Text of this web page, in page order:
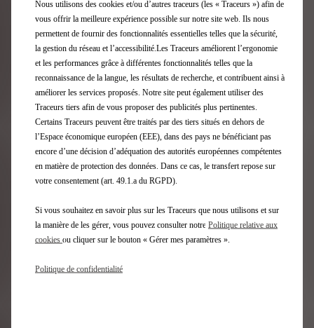
Gamme DS
Véhicules électriques
Véhicules Hybrides rechargeables
Berlines
Editions Limitées DS
Accès Rapide
Configurateur DS
Offres pour les particuliers
Offres pour les professionnels
Demandez un essai
Recharge et autonomie électrique
Nous utilisons des cookies et/ou d’autres traceurs (les « Traceurs ») afin de
vous offrir la meilleure expérience possible sur notre site web. Ils nous
permettent de fournir des fonctionnalités essentielles telles que la sécurité,
la gestion du réseau et l’accessibilité.Les Traceurs améliorent l’ergonomie
et les performances grâce à différentes fonctionnalités telles que la
reconnaissance de la langue, les résultats de recherche, et contribuent ainsi à
améliorer les services proposés. Notre site peut également utiliser des
Traceurs tiers afin de vous proposer des publicités plus pertinentes.
Certains Traceurs peuvent être traités par des tiers situés en dehors de
l’Espace économique européen (EEE), dans des pays ne bénéficiant pas
encore d’une décision d’adéquation des autorités européennes compétentes
en matière de protection des données. Dans ce cas, le transfert repose sur
votre consentement (art. 49.1.a du RGPD).
Si vous souhaitez en savoir plus sur les Traceurs que nous utilisons et sur
la manière de les gérer, vous pouvez consulter notre Politique relative aux
cookies ou cliquer sur le bouton « Gérer mes paramètres ».
Politique de confidentialité